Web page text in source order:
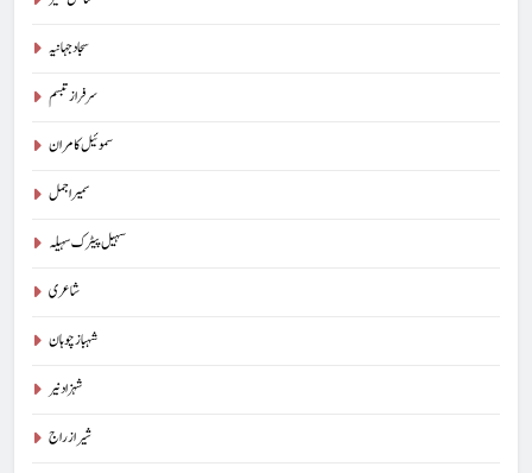
سجاد جہانیہ
سرفراز تبسم
سموئیل کامران
سمیر اجمل
سہیل پیٹرک سہیلہ
شاعری
شہباز چوہان
شہزاد نیر
شیراز راج